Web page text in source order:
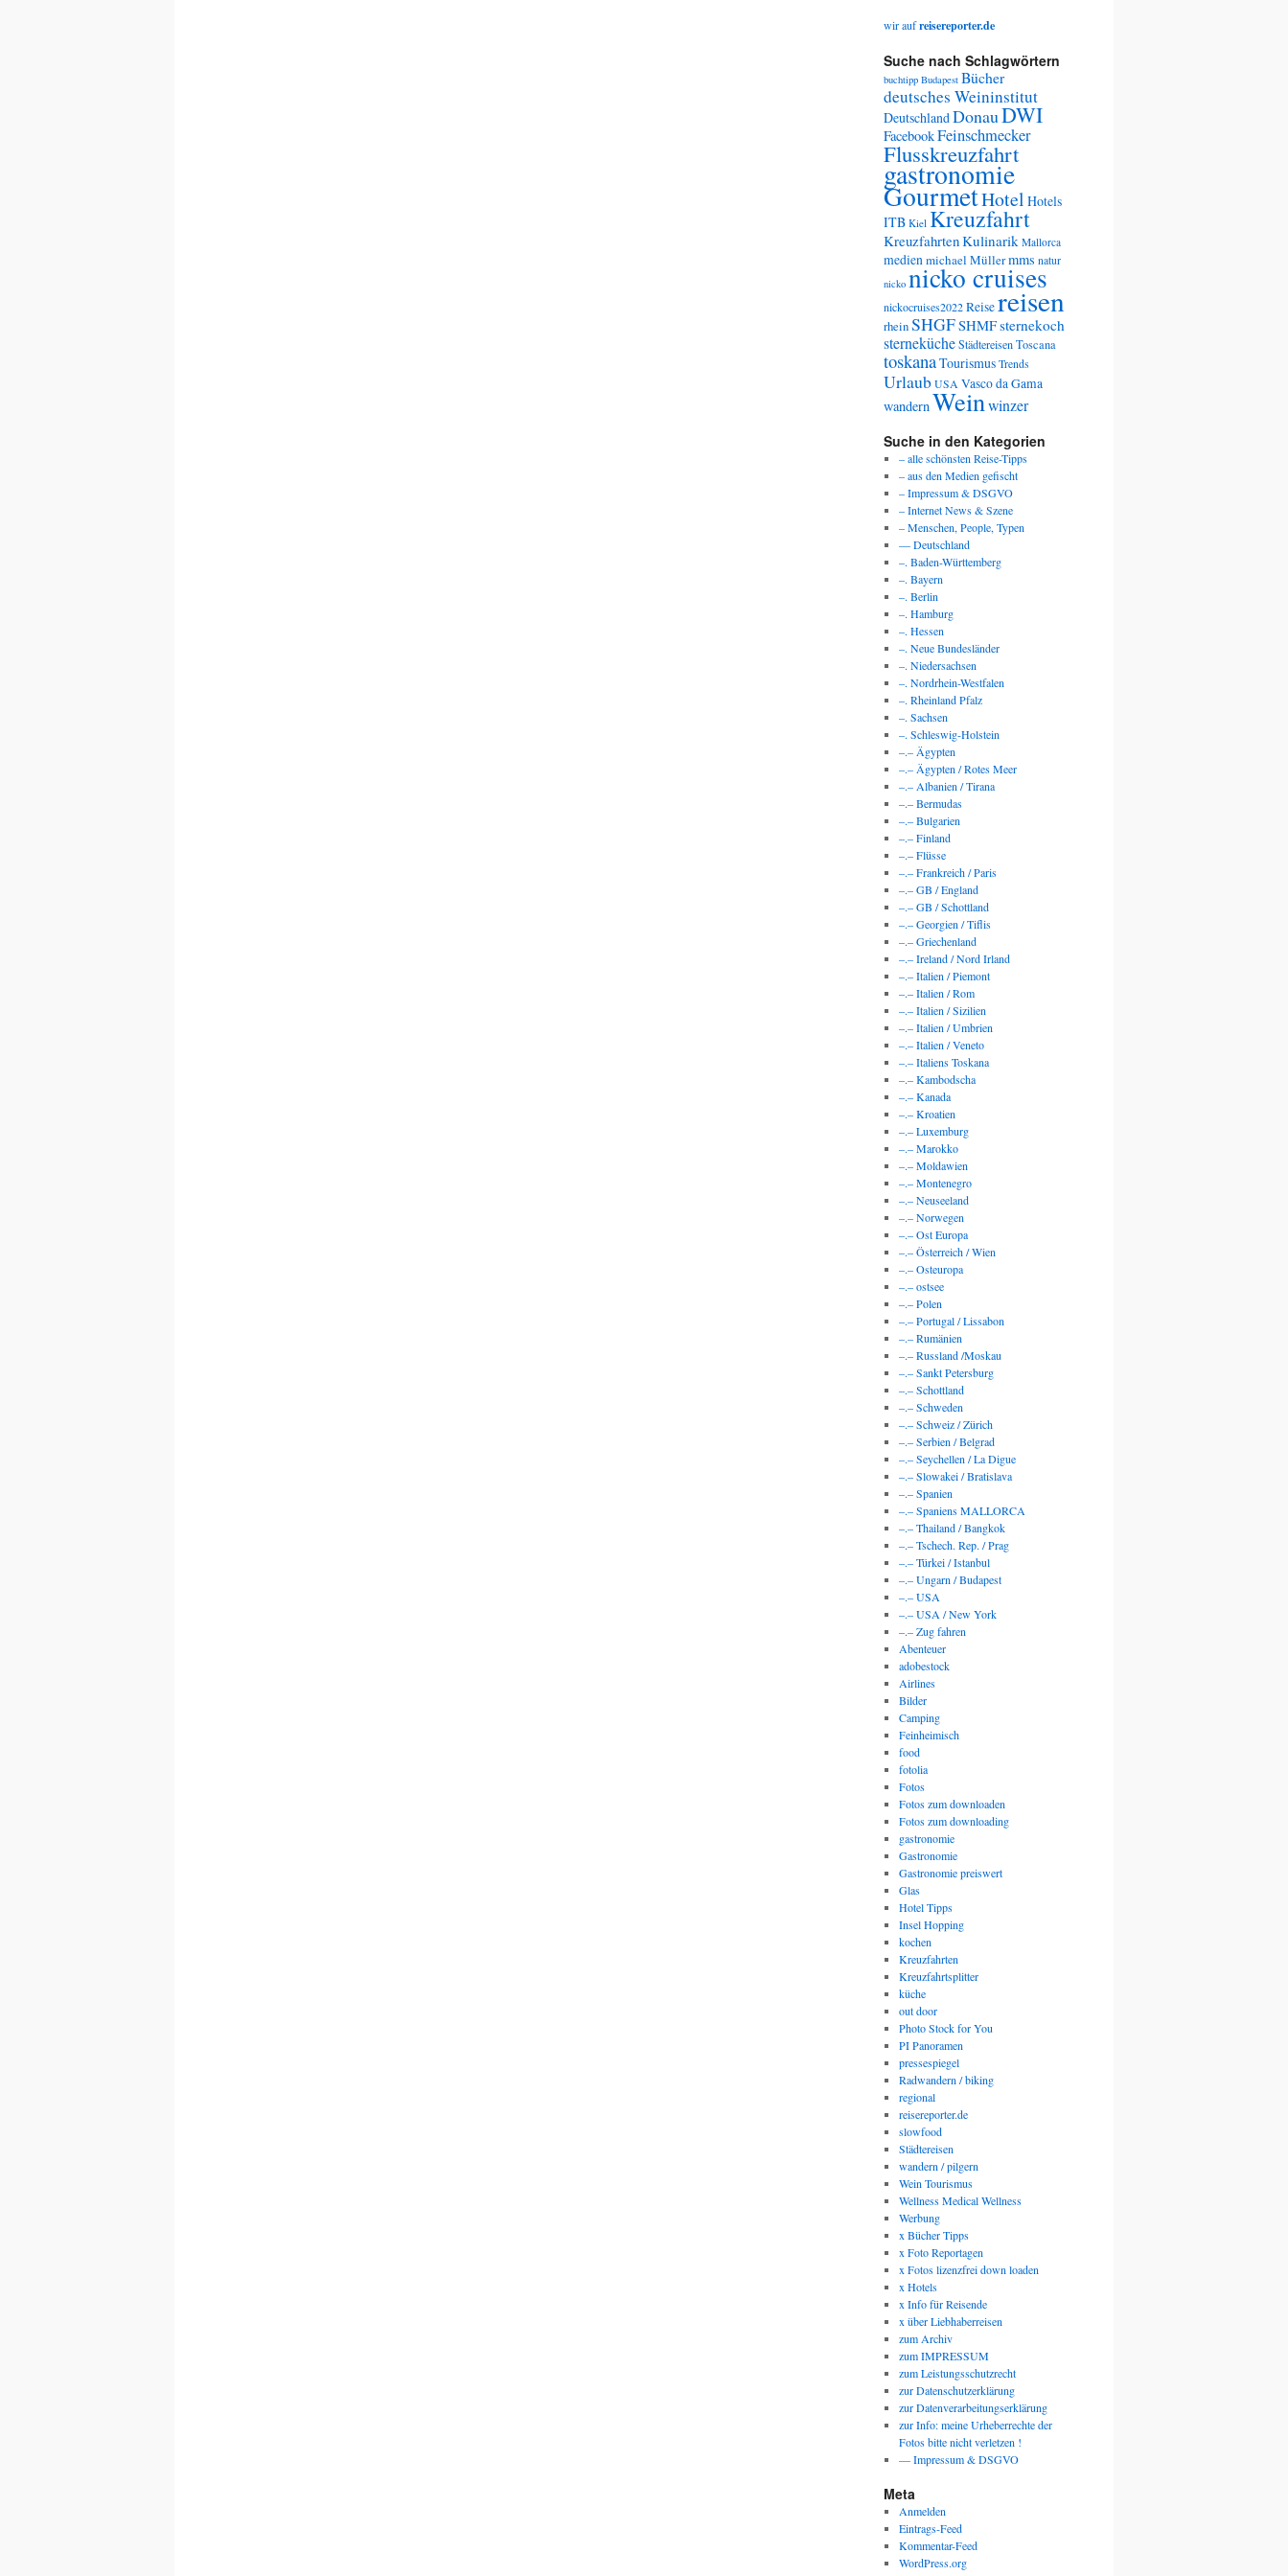
wir aufreisereporter.de
Suche nach Schlagwörtern
buchtipp Budapest Bücher
deutsches Weininstitut
DeutschlandDonauDWI
FacebookFeinschmecker
Flusskreuzfahrt
gastronomie
GourmetHotel Hotels
ITB Kiel Kreuzfahrt
KreuzfahrtenKulinarik Mallorca
medienmichael Müllermms natur
nicko nicko cruises
nickocruises2022Reisereisen
rheinSHGFSHMFsternekoch
sternekücheStädtereisenToscana
toskanaTourismus Trends
Urlaub USA Vasco da Gama
wandernWeinwinzer
Suche in den Kategorien
– alle schönsten Reise-Tipps
– aus den Medien gefischt
– Impressum & DSGVO
– Internet News & Szene
– Menschen, People, Typen
— Deutschland
–. Baden-Württemberg
–. Bayern
–. Berlin
–. Hamburg
–. Hessen
–. Neue Bundesländer
–. Niedersachsen
–. Nordrhein-Westfalen
–. Rheinland Pfalz
–. Sachsen
–. Schleswig-Holstein
–.– Ägypten
–.– Ägypten / Rotes Meer
–.– Albanien / Tirana
–.– Bermudas
–.– Bulgarien
–.– Finland
–.– Flüsse
–.– Frankreich / Paris
–.– GB / England
–.– GB / Schottland
–.– Georgien / Tiflis
–.– Griechenland
–.– Ireland / Nord Irland
–.– Italien / Piemont
–.– Italien / Rom
–.– Italien / Sizilien
–.– Italien / Umbrien
–.– Italien / Veneto
–.– Italiens Toskana
–.– Kambodscha
–.– Kanada
–.– Kroatien
–.– Luxemburg
–.– Marokko
–.– Moldawien
–.– Montenegro
–.– Neuseeland
–.– Norwegen
–.– Ost Europa
–.– Österreich / Wien
–.– Osteuropa
–.– ostsee
–.– Polen
–.– Portugal / Lissabon
–.– Rumänien
–.– Russland /Moskau
–.– Sankt Petersburg
–.– Schottland
–.– Schweden
–.– Schweiz / Zürich
–.– Serbien / Belgrad
–.– Seychellen / La Digue
–.– Slowakei / Bratislava
–.– Spanien
–.– Spaniens MALLORCA
–.– Thailand / Bangkok
–.– Tschech. Rep. / Prag
–.– Türkei / Istanbul
–.– Ungarn / Budapest
–.– USA
–.– USA / New York
–.– Zug fahren
Abenteuer
adobestock
Airlines
Bilder
Camping
Feinheimisch
food
fotolia
Fotos
Fotos zum downloaden
Fotos zum downloading
gastronomie
Gastronomie
Gastronomie preiswert
Glas
Hotel Tipps
Insel Hopping
kochen
Kreuzfahrten
Kreuzfahrtsplitter
küche
out door
Photo Stock for You
PI Panoramen
pressespiegel
Radwandern / biking
regional
reisereporter.de
slowfood
Städtereisen
wandern / pilgern
Wein Tourismus
Wellness Medical Wellness
Werbung
x Bücher Tipps
x Foto Reportagen
x Fotos lizenzfrei down loaden
x Hotels
x Info für Reisende
x über Liebhaberreisen
zum Archiv
zum IMPRESSUM
zum Leistungsschutzrecht
zur Datenschutzerklärung
zur Datenverarbeitungserklärung
zur Info: meine Urheberrechte der
Fotos bitte nicht verletzen !
— Impressum & DSGVO
Meta
Anmelden
Eintrags-Feed
Kommentar-Feed
WordPress.org